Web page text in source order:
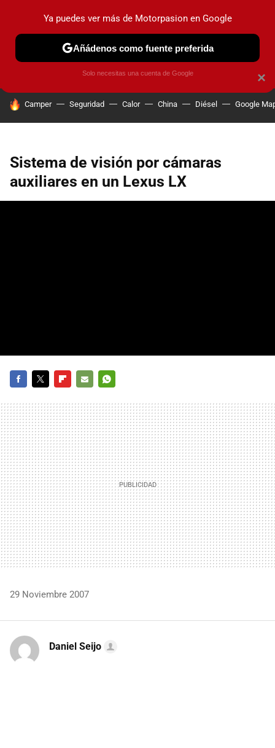
PRUEBAS COCHES ELÉCTRICOS OBSERVATORIO
HOY SE HABLA DE
Camper Seguridad Calor China Diésel Google
Sistema de visión por cámaras
auxiliares en un Lexus LX
MAIL
29 Noviembre 2007
Daniel Seijo
×
Ya puedes ver más de Motorpasion en Google
Añádenos como fuente preferida
Solo necesitas una cuenta de Google